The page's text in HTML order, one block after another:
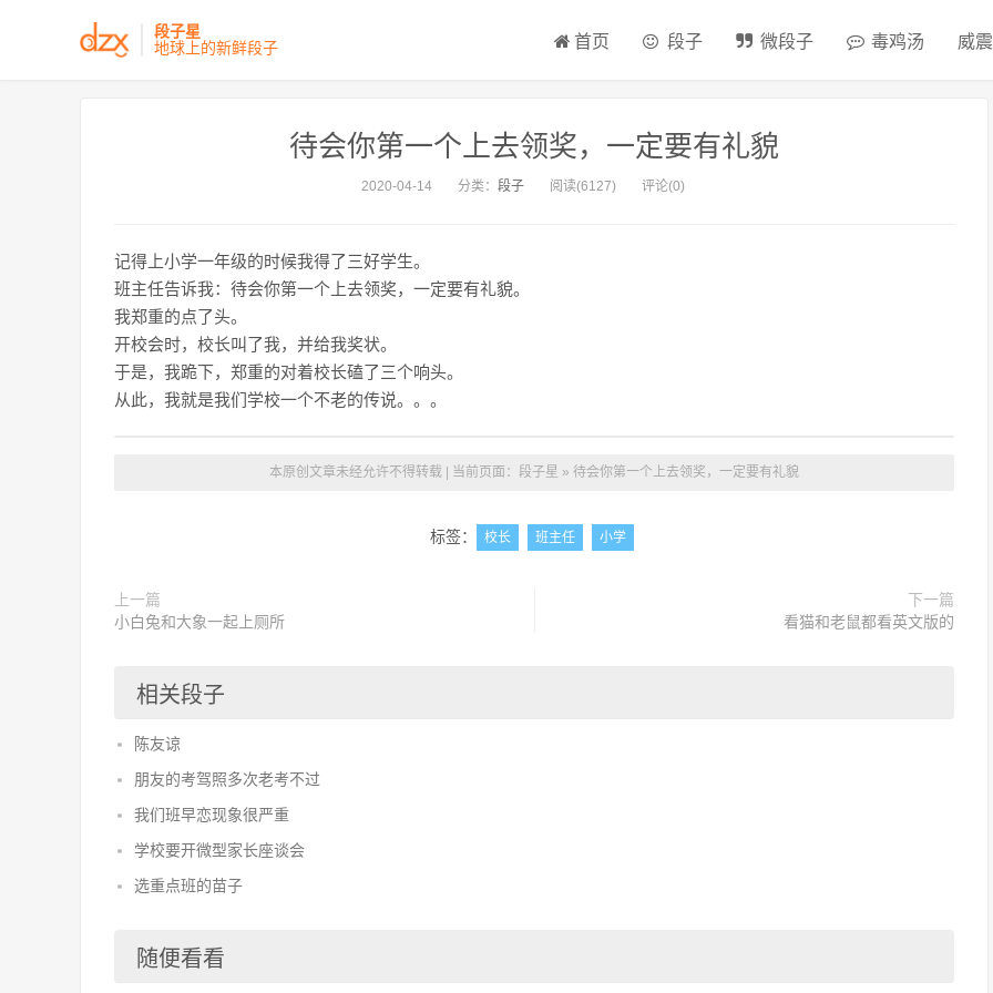
段子星
地球上的新鲜段子
首页 段子 微段子 毒鸡汤 威
待会你第一个上去领奖，一定要有礼貌
2020-04-14 分类： 段子 阅读(6127) 评论(0)
记得上小学一年级的时候我得了三好学生。
班主任告诉我：待会你第一个上去领奖，一定要有礼貌。
我郑重的点了头。
开校会时，校长叫了我，并给我奖状。
于是，我跪下，郑重的对着校长磕了三个响头。
从此，我就是我们学校一个不老的传说。。。
本原创文章未经允许不得转载 | 当前页面： 段子星 » 待会你第一个上去领奖，一定要有礼貌
标签： 校长 班主任 小学
上一篇
小白兔和大象一起上厕所
下一篇
看猫和老鼠都看英文版的
相关段子
陈友谅
朋友的考驾照多次老考不过
我们班早恋现象很严重
学校要开微型家长座谈会
选重点班的苗子
随便看看